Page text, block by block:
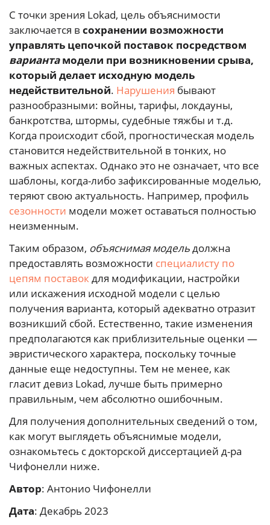
С точки зрения Lokad, цель объяснимости
заключается в сохранении возможности
управлять цепочкой поставок посредством
вариантамодели при возникновении срыва,
который делает исходную модель
недействительной. Нарушения бывают
разнообразными: войны, тарифы, локдауны,
банкротства, штормы, судебные тяжбы и т.д.
Когда происходит сбой, прогностическая модель
становится недействительной в тонких, но
важных аспектах. Однако это не означает, что все
шаблоны, когда-либо зафиксированные моделью,
теряют свою актуальность. Например, профиль
сезонности модели может оставаться полностью
неизменным.
Таким образом, объяснимая модельдолжна
предоставлять возможности специалисту по
цепям поставокдля модификации, настройки
или искажения исходной модели с целью
получения варианта, который адекватно отразит
возникший сбой. Естественно, такие изменения
предполагаются как приблизительные оценки —
эвристического характера, поскольку точные
данные еще недоступны. Тем не менее, как
гласит девиз Lokad, лучше быть примерно
правильным, чем абсолютно ошибочным.
Для получения дополнительных сведений о том,
как могут выглядеть объяснимые модели,
ознакомьтесь с докторской диссертацией д-ра
Чифонелли ниже.
Автор: Антонио Чифонелли
Дата: Декабрь 2023